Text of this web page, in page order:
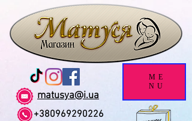
matusya@i.ua
+380969290226
ME
NU